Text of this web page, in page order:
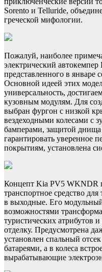
Sorento и Telluride,
греческой мифологии.
Пожалуй, наиболее
электрический
представленного в январе
Основной идеей этих
универсальность,
кузовным модулям. Для
выбран фургон с низкой
вездеходными колесами с
бамперами, защитой
гарантировать уверенное
покрытиям, установлена
Концепт Kia PV5 WKNDR
транспортное средство
в выходные. Его
возможностями
туристических атрибутов
отделку. Предусмотрена
установлен спальный
батареями, а в колеса
вырабатывающие